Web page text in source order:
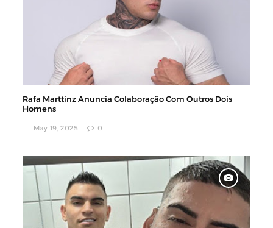
Rafa Marttinz Anuncia Colaboração Com Outros Dois
Homens
May 19, 2025 0